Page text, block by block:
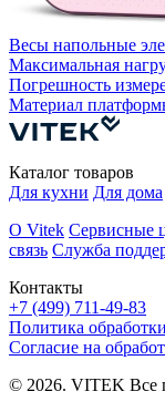
Весы напольные
Максимальная
Погрешность
Материал
Контакты
+7 (499) 711-49-83
Каталог товаров
Для кухни Для дома
О Vitek Сервисные
связь Служба
Политика
Согласие на
© 2026. VITEK Все